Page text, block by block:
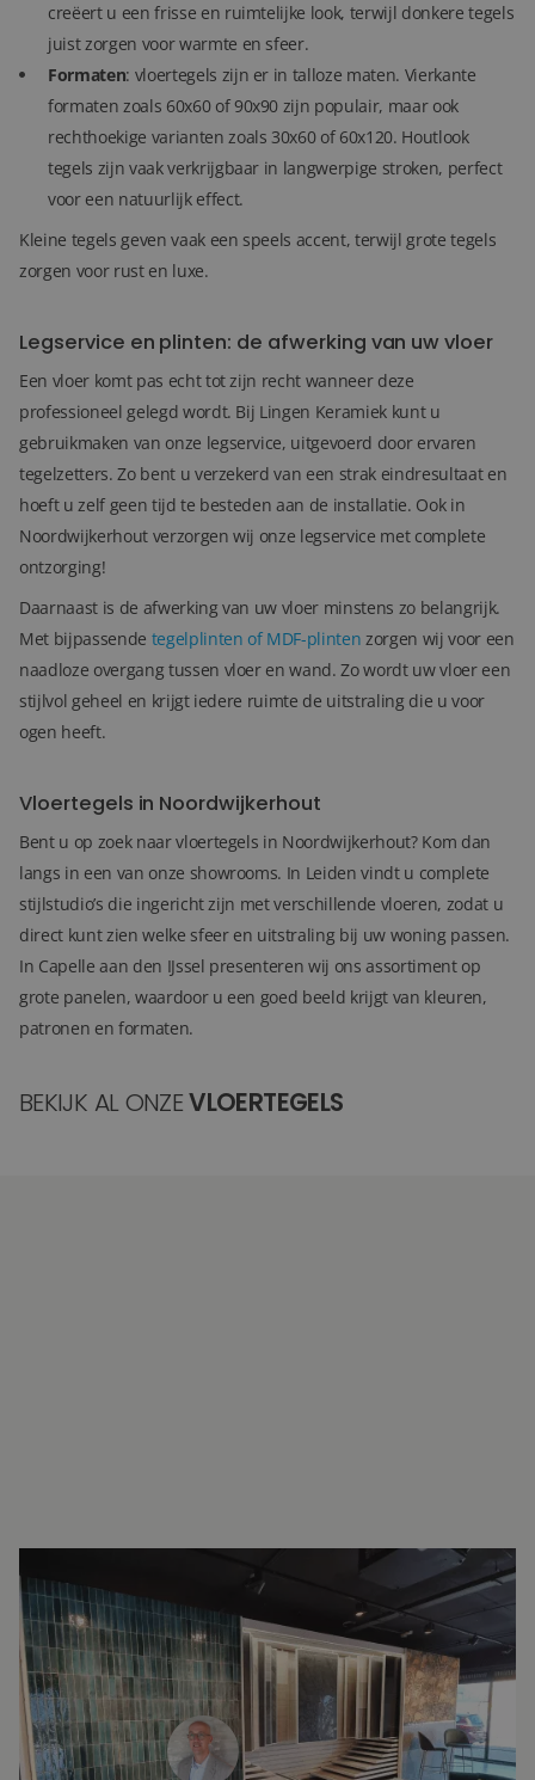
creëert u een frisse en ruimtelijke look, terwijl donkere tegels
juist zorgen voor warmte en sfeer.
Formaten: vloertegels zijn er in talloze maten. Vierkante
formaten zoals 60x60 of 90x90 zijn populair, maar ook
rechthoekige varianten zoals 30x60 of 60x120. Houtlook
tegels zijn vaak verkrijgbaar in langwerpige stroken, perfect
voor een natuurlijk effect.
Kleine tegels geven vaak een speels accent, terwijl grote tegels
zorgen voor rust en luxe.
Legservice en plinten: de afwerking van uw vloer
Een vloer komt pas echt tot zijn recht wanneer deze
professioneel gelegd wordt. Bij Lingen Keramiek kunt u
gebruikmaken van onze legservice, uitgevoerd door ervaren
tegelzetters. Zo bent u verzekerd van een strak eindresultaat en
hoeft u zelf geen tijd te besteden aan de installatie. Ook in
Noordwijkerhout verzorgen wij onze legservice met complete
ontzorging!
Daarnaast is de afwerking van uw vloer minstens zo belangrijk.
Met bijpassende tegelplinten of MDF-plinten zorgen wij voor een
naadloze overgang tussen vloer en wand. Zo wordt uw vloer een
stijlvol geheel en krijgt iedere ruimte de uitstraling die u voor
ogen heeft.
Vloertegels in Noordwijkerhout
Bent u op zoek naar vloertegels in Noordwijkerhout? Kom dan
langs in een van onze showrooms. In Leiden vindt u complete
stijlstudio’s die ingericht zijn met verschillende vloeren, zodat u
direct kunt zien welke sfeer en uitstraling bij uw woning passen.
In Capelle aan den IJssel presenteren wij ons assortiment op
grote panelen, waardoor u een goed beeld krijgt van kleuren,
patronen en formaten.
BEKIJK AL ONZEVLOERTEGELS
INTERESSE? LAAT UW GEGEVENS ACHTER EN
WE ZIEN U SNEL IN DE SHOWROOM!
Ron Elfrink
Verkoopadviseur
071 579 43 55 010 202 15 15